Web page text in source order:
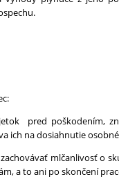
pred poškodením,
ich na dosiahnutie
mlčanlivosť o
a to ani po skončení